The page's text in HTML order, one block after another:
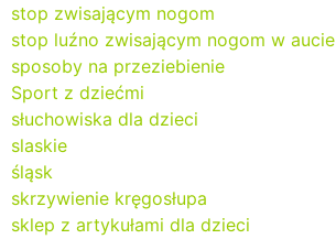
stop zwisającym nogom
stop luźno zwisającym nogom w aucie
sposoby na przeziebienie
Sport z dziećmi
słuchowiska dla dzieci
slaskie
śląsk
skrzywienie kręgosłupa
sklep z artykułami dla dzieci